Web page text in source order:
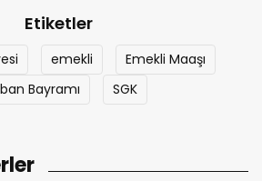
Etiketler
emekli
Emekli Maaşı
Bayramı
SGK